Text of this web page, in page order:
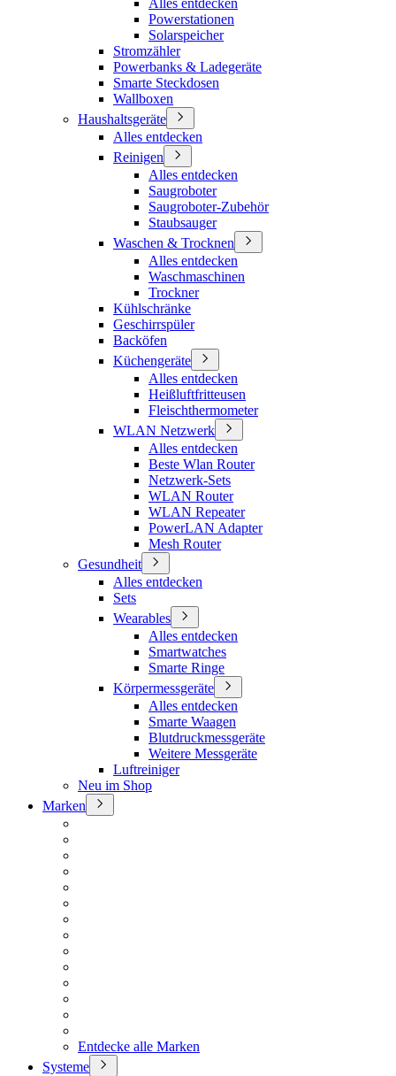
Alles entdecken
Powerstationen
Solarspeicher
Stromzähler
Powerbanks & Ladegeräte
Smarte Steckdosen
Wallboxen
Haushaltsgeräte
Alles entdecken
Reinigen
Alles entdecken
Saugroboter
Saugroboter-Zubehör
Staubsauger
Waschen & Trocknen
Alles entdecken
Waschmaschinen
Trockner
Kühlschränke
Geschirrspüler
Backöfen
Küchengeräte
Alles entdecken
Heißluftfritteusen
Fleischthermometer
WLAN Netzwerk
Alles entdecken
Beste Wlan Router
Netzwerk-Sets
WLAN Router
WLAN Repeater
PowerLAN Adapter
Mesh Router
Gesundheit
Alles entdecken
Sets
Wearables
Alles entdecken
Smartwatches
Smarte Ringe
Körpermessgeräte
Alles entdecken
Smarte Waagen
Blutdruckmessgeräte
Weitere Messgeräte
Luftreiniger
Neu im Shop
Marken
Entdecke alle Marken
Systeme